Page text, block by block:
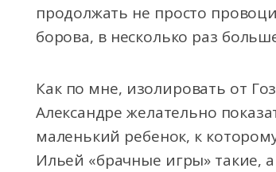
продолжать не просто
борова, в несколько раз
Как по мне, изолировать от
Александре желательно
маленький ребенок, к
Ильей «брачные игры» такие,